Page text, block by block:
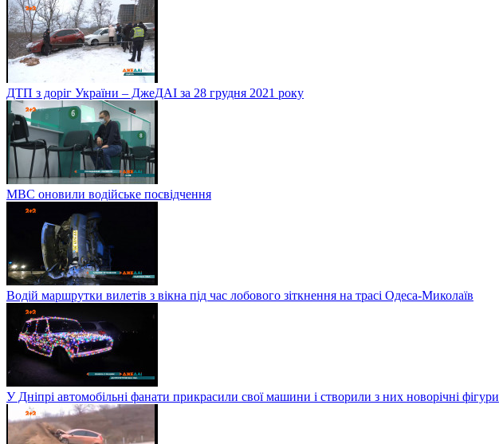
ДТП з доріг України – ДжеДАІ за 28 грудня 2021 року
МВС оновили водійське посвідчення
Водій маршрутки вилетів з вікна під час лобового зіткнення на трасі Одеса-Миколаїв
У Дніпрі автомобільні фанати прикрасили свої машини і створили з них новорічні фігури